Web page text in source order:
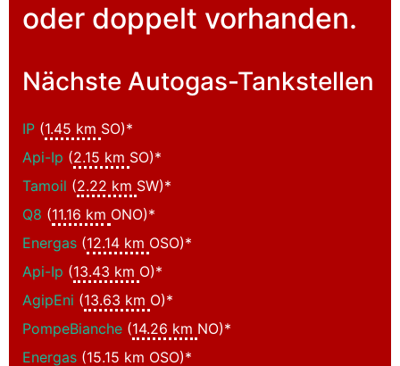
oder doppelt vorhanden.
Nächste Autogas-Tankstellen
IP (1.45 km SO)*
Api-Ip (2.15 km SO)*
Tamoil (2.22 km SW)*
Q8 (11.16 km ONO)*
Energas (12.14 km OSO)*
Api-Ip (13.43 km O)*
AgipEni (13.63 km O)*
PompeBianche (14.26 km NO)*
Energas (15.15 km OSO)*